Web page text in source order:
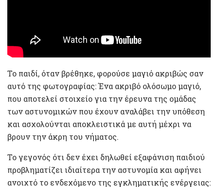
Το παιδί, όταν βρέθηκε, φορούσε μαγιό ακριβώς σαν
αυτό της φωτογραφίας: Ένα ακριβό ολόσωμο μαγιό,
που αποτελεί στοιχείο για την έρευνα της ομάδας
των αστυνομικών που έχουν αναλάβει την υπόθεση
και ασχολούνται αποκλειστικά με αυτή μέχρι να
βρουν την άκρη του νήματος.
Το γεγονός ότι δεν έχει δηλωθεί εξαφάνιση παιδιού
προβληματίζει ιδιαίτερα την αστυνομία και αφήνει
ανοιχτό το ενδεχόμενο της εγκληματικής ενέργειας: